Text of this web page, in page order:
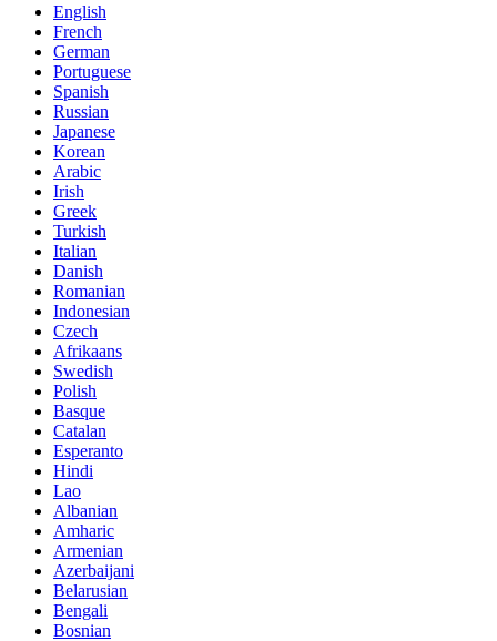
English
French
German
Portuguese
Spanish
Russian
Japanese
Korean
Arabic
Irish
Greek
Turkish
Italian
Danish
Romanian
Indonesian
Czech
Afrikaans
Swedish
Polish
Basque
Catalan
Esperanto
Hindi
Lao
Albanian
Amharic
Armenian
Azerbaijani
Belarusian
Bengali
Bosnian